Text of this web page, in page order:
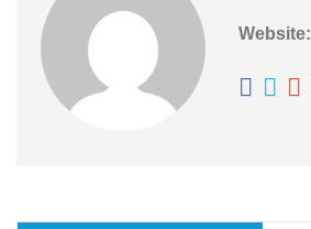
Website: